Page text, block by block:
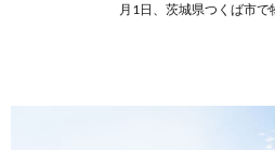
月1日、茨城県つくば市